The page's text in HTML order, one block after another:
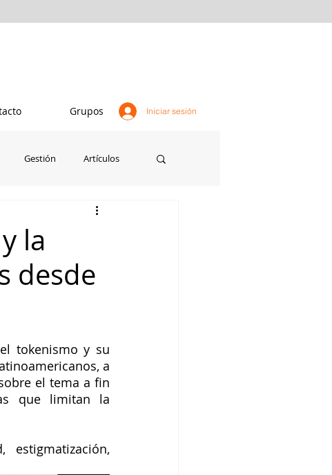
Iniciar sesión
Grupos
Gestión Artículos
la
desde
tokenismo y su
a
el tema a fin
que limitan la
estigmatización,